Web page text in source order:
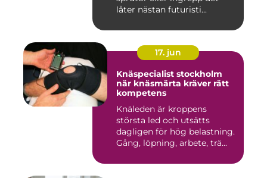
låter nästan futuristi...
17. jun
Knäspecialist stockholm
när knäsmärta kräver rätt
kompetens
Knäleden är kroppens
största led och utsätts
dagligen för hög belastning.
Gång, löpning, arbete, trä...